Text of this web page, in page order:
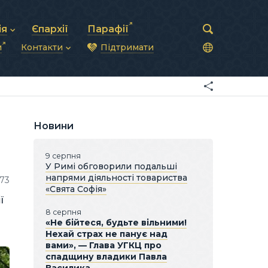
рада
та комунікації
Єпархії Парафії
Контакти
Синоди Єпископів
Патріарша курія
Підтримати
Новини
9 серпня
У Римі обговорили подальші
напрями діяльності товариства
«Свята Софія»
8 серпня
«Не бійтеся, будьте вільними!
Нехай страх не панує над
вами», — Глава УГКЦ про
спадщину владики Павла